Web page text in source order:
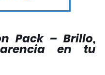
Pack – Brillo,
en tu